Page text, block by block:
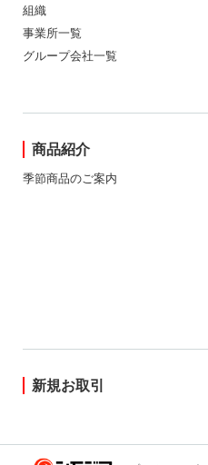
組織
事業所一覧
グループ会社一覧
商品紹介
季節商品のご案内
新規お取引